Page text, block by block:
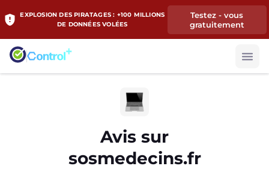
EXPLOSION DES PIRATAGES : +100 MILLIONS
DE DONNÉES VOLÉES
Testez - vous
gratuitement
Avis sur
sosmedecins.fr